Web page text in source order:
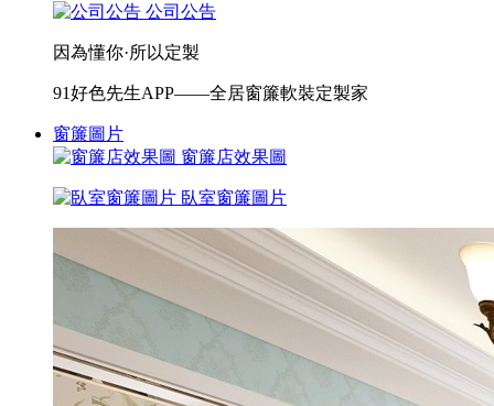
公司公告
因為懂你·所以定製
91好色先生APP——全居窗簾軟裝定製家
窗簾圖片
窗簾店效果圖
臥室窗簾圖片